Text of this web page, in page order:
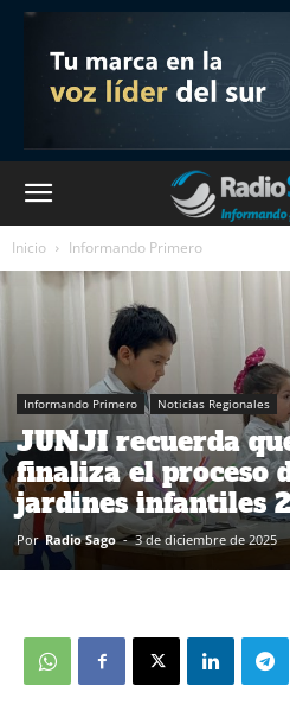
Inicio Informando Primero
Informando Primero Noticias Regionales
JUNJI recuerda
finaliza el proceso
jardines infantiles
Por Radio Sago - 3 de diciembre de 2025